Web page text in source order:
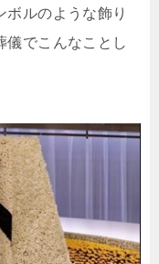
ルのような飾り
儀でこんなことし